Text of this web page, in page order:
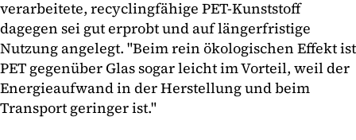
verarbeitete, recyclingfähige PET-Kunststoff
dagegen sei gut erprobt und auf längerfristige
Nutzung angelegt. "Beim rein ökologischen Effekt ist
PET gegenüber Glas sogar leicht im Vorteil, weil der
Energieaufwand in der Herstellung und beim
Transport geringer ist."